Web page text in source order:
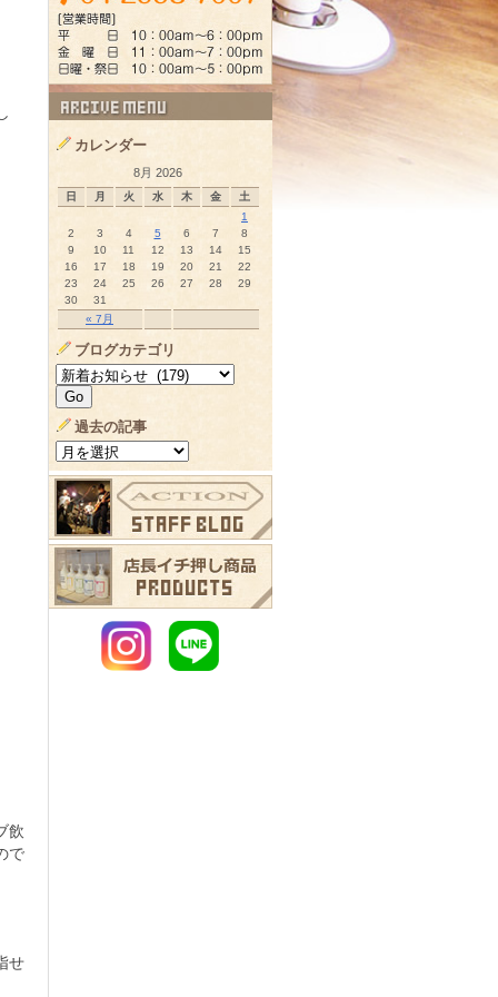
カレンダー
8月 2026
日 月 火 水 木 金 土
« 7月
1
2
3 4 5 6 7
8
9
10 11 12 13 14
15
16
17 18 19 20 21
22
23
24 25 26 27 28
29
30
31
ブログカテゴリ
過去の記事
飲
で
せ